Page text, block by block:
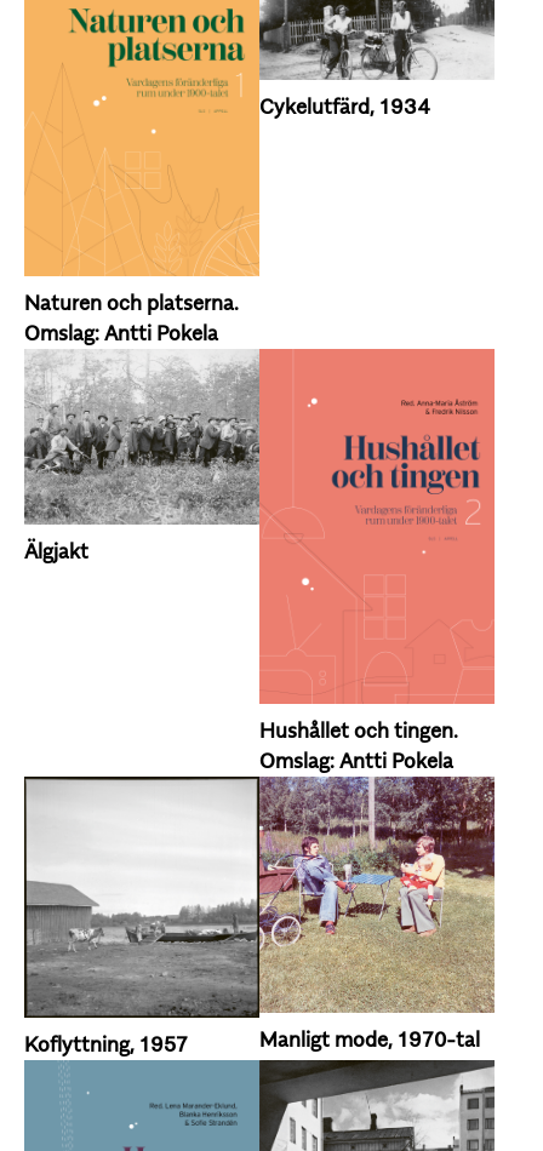
Naturen och platserna.
Omslag: Antti Pokela
Cykelutfärd, 1934
Älgjakt
Hushållet och tingen.
Omslag: Antti Pokela
Koflyttning, 1957 Manligt mode, 1970-tal